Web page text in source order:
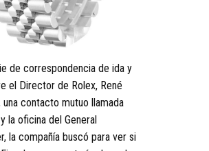
de correspondencia de ida y
el Director de Rolex, René
una contacto mutuo llamada
la oficina del General
la compañía buscó para ver si